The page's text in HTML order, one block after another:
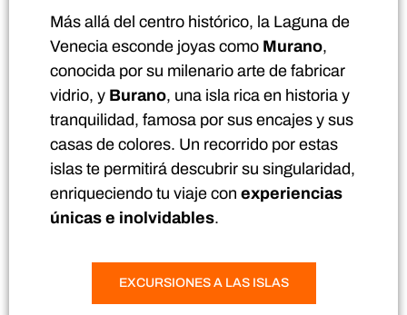
Más allá del centro histórico, la Laguna de
Venecia esconde joyas como Murano,
conocida por su milenario arte de fabricar
vidrio, y Burano, una isla rica en historia y
tranquilidad, famosa por sus encajes y sus
casas de colores. Un recorrido por estas
islas te permitirá descubrir su singularidad,
enriqueciendo tu viaje con experiencias
únicas e inolvidables.
EXCURSIONES A LAS ISLAS